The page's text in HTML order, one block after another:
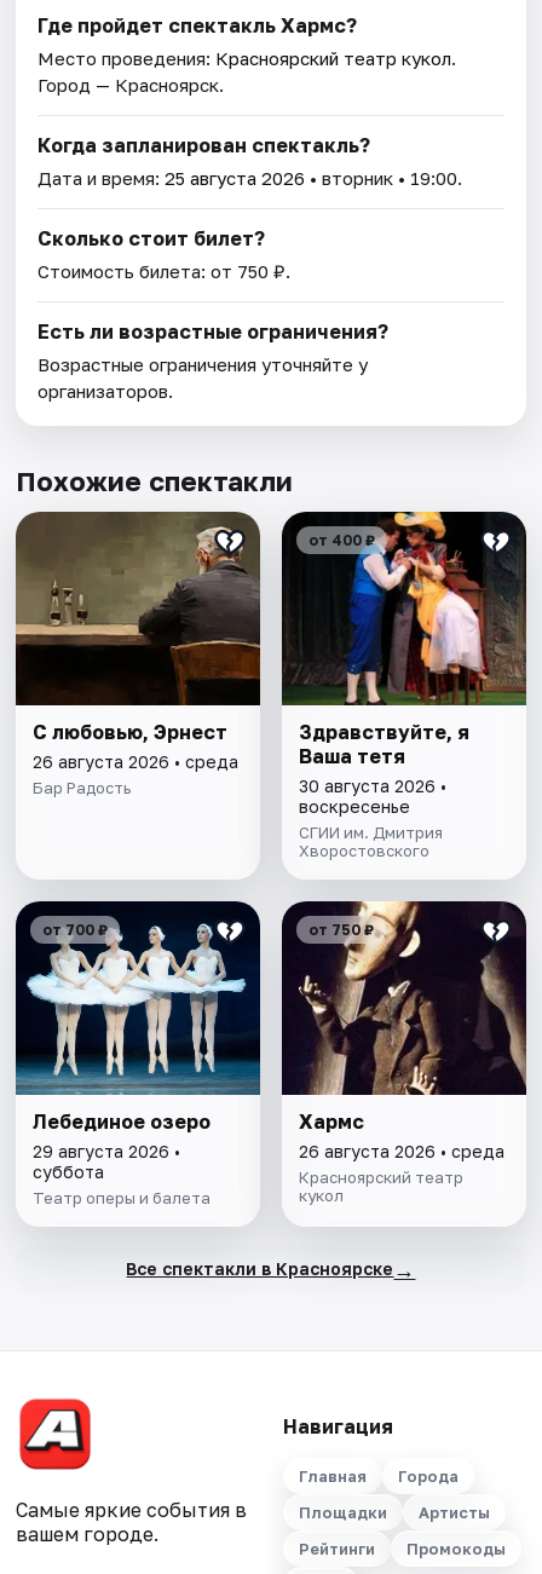
Где пройдет спектакль Хармс?
Место проведения: Красноярский театр кукол.
Город — Красноярск.
Когда запланирован спектакль?
Дата и время:25 августа 2026 • вторник • 19:00.
Сколько стоит билет?
Стоимость билета: от 750 ₽.
Есть ли возрастные ограничения?
Возрастные ограничения уточняйте у
организаторов.
Похожие спектакли
С любовью, Эрнест
26 августа 2026 • среда
Бар Радость
от 400 ₽
Здравствуйте, я
Ваша тетя
30 августа 2026 •
воскресенье
СГИИ им. Дмитрия
Хворостовского
от 700 ₽
Лебединое озеро
29 августа 2026 •
суббота
Театр оперы и балета
от 750 ₽
Хармс
26 августа 2026 • среда
Красноярский театр
кукол
Все спектакли в Красноярске →
Самые яркие события в
вашем городе.
Навигация
Главная
Города
Площадки
Артисты
Рейтинги
Промокоды